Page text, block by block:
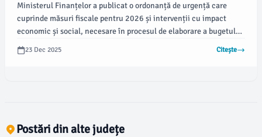
Ministerul Finanțelor a publicat o ordonanță de urgență care
cuprinde măsuri fiscale pentru 2026 și intervenții cu impact
economic și social, necesare în procesul de elaborare a bugetului
de stat pentru anul viitor, potrivit Mediafax. Documentul vizează
stimularea economiei, susținerea angajaților vulnerabili și
23 Dec 2025 Citește
Postări din alte județe